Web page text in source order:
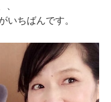
、
いちばんです。